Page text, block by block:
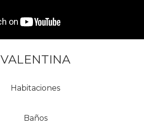
VALENTINA
Habitaciones
Baños